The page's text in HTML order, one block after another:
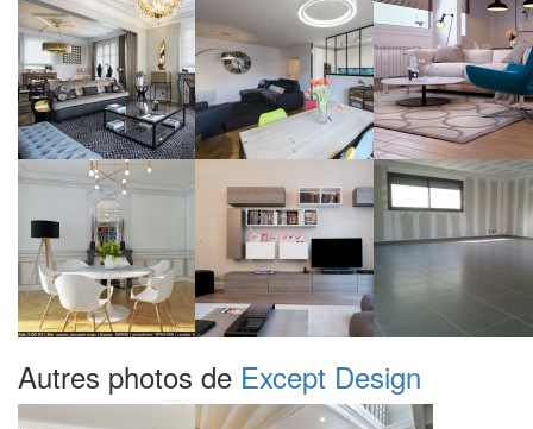
Autres photos de Except Design